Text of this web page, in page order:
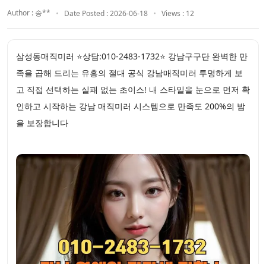
Author : 송** Date Posted : 2026-06-18 Views : 12
삼성동매직미러 ⭐상담:010-2483-1732⭐ 강남구구단 완벽한 만
족을 곱해 드리는 유흥의 절대 공식 강남매직미러 투명하게 보
고 직접 선택하는 실패 없는 초이스! 내 스타일을 눈으로 먼저 확
인하고 시작하는 강남 매직미러 시스템으로 만족도 200%의 밤
을 보장합니다